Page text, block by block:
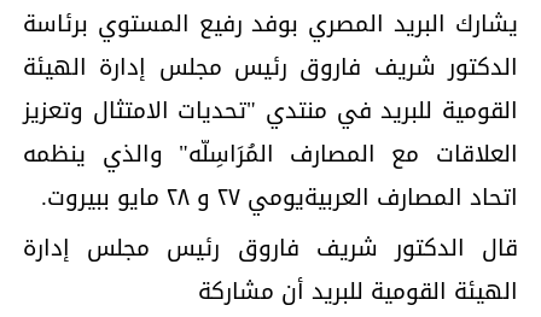
يشارك البريد المصري بوفد رفيع المستوي برئاسة
الدكتور شريف فاروق رئيس مجلس إدارة الهيئة
القومية للبريد في منتدي "تحديات الامتثال وتعزيز
العلاقات مع المصارف المُرَاسِلّه" والذي ينظمه
اتحاد المصارف العربيةيومي ٢٧ و ٢٨ مايو ببيروت.
قال الدكتور شريف فاروق رئيس مجلس إدارة
الهيئة القومية للبريد أن مشاركة